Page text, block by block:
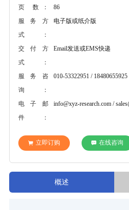
页 数：
86
服务方
式：
电子版或纸介版
交付方
式：
Email发送或EMS快递
服务咨
询：
010-53322951 /
电子邮
件：
info@xyz-research.com /
立即订购 在线咨询
概述